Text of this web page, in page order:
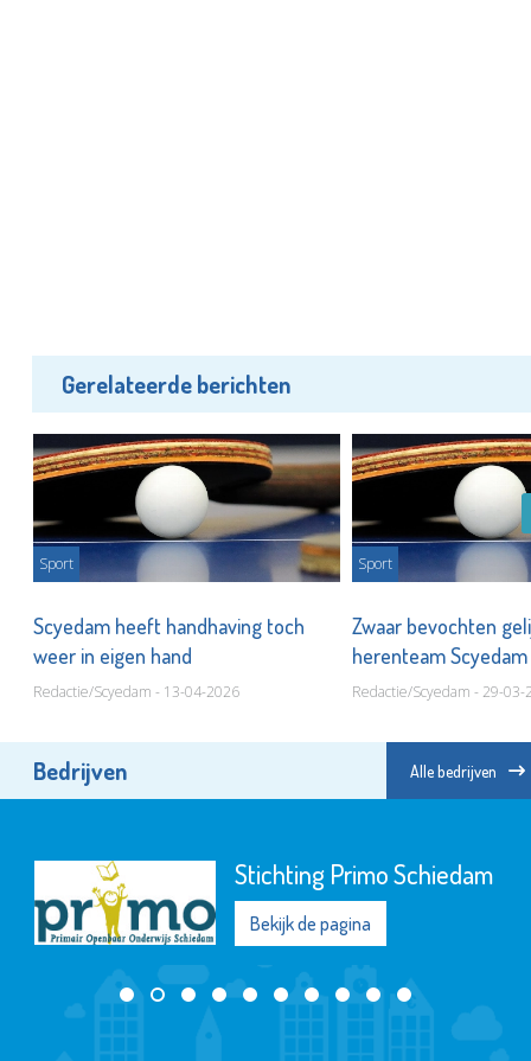
Gerelateerde berichten
Sport
Scyedam heeft handhaving toch
weer in eigen hand
Redactie/Scyedam - 13-04-2026
Sport
Zwaar bevochten
herenteam Scyedam
Redactie/Scyedam - 29-03-
Bedrijven Alle bedrijven
Stichting Primo Schiedam
Bekijk de pagina